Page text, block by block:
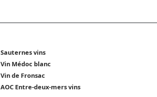
Sauternes vins
Vin Médoc blanc
Vin de Fronsac
AOC Entre-deux-mers vins